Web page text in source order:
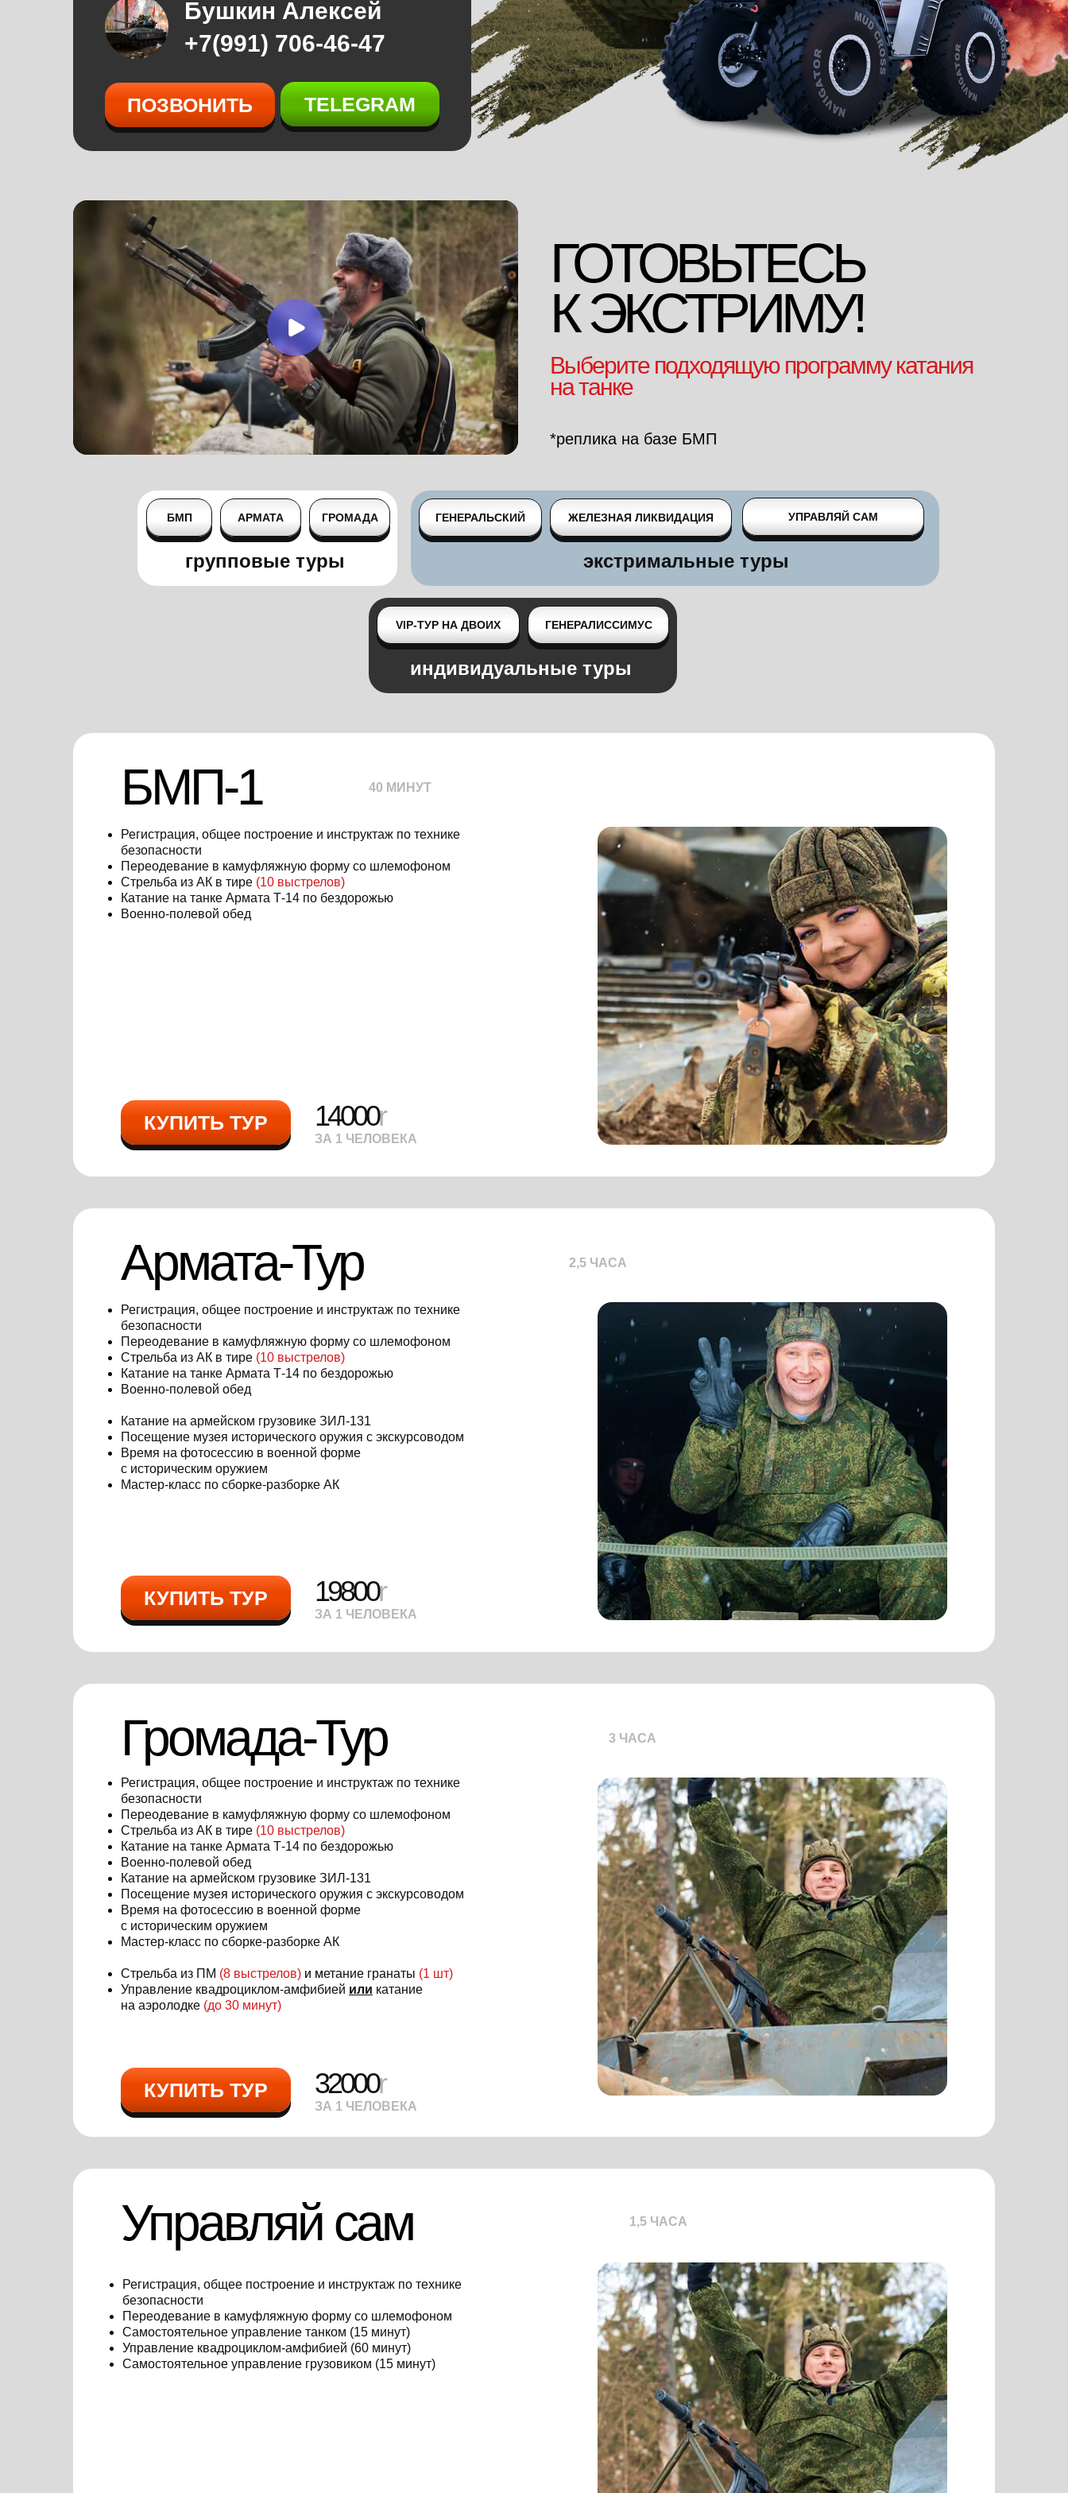
Бушкин Алексей
+7(991) 706-46-47
ПОЗВОНИТЬ TELEGRAM
ГОТОВЬТЕСЬ
К ЭКСТРИМУ!
Выберите подходящую программу катания
на танке
*реплика на базе БМП
групповые туры экстримальные туры
индивидуальные туры
ГРОМАДА
АРМАТА
БМП ЖЕЛЕЗНАЯ ЛИКВИДАЦИЯ УПРАВЛЯЙ САМ
ГЕНЕРАЛЬСКИЙ
ГЕНЕРАЛИССИМУС
VIP-ТУР НА ДВОИХ
БМП-1 40 МИНУТ
Регистрация, общее построение и инструктаж по технике
безопасности
Переодевание в камуфляжную форму со шлемофоном
Стрельба из АК в тире (10 выстрелов)
Катание на танке Армата Т-14 по бездорожью
Военно-полевой обед
14000r
ЗА 1 ЧЕЛОВЕКА
КУПИТЬ ТУР
Армата-Тур 2,5 ЧАСА
Регистрация, общее построение и инструктаж по технике
безопасности
Переодевание в камуфляжную форму со шлемофоном
Стрельба из АК в тире (10 выстрелов)
Катание на танке Армата Т-14 по бездорожью
Военно-полевой обед
Катание на армейском грузовике ЗИЛ-131
Посещение музея исторического оружия с экскурсоводом
Время на фотосессию в военной форме
с историческим оружием
Мастер-класс по сборке-разборке АК
19800r
ЗА 1 ЧЕЛОВЕКА
КУПИТЬ ТУР
Громада-Тур 3 ЧАСА
Регистрация, общее построение и инструктаж по технике
безопасности
Переодевание в камуфляжную форму со шлемофоном
Стрельба из АК в тире (10 выстрелов)
Катание на танке Армата Т-14 по бездорожью
Военно-полевой обед
Катание на армейском грузовике ЗИЛ-131
Посещение музея исторического оружия с экскурсоводом
Время на фотосессию в военной форме
с историческим оружием
Мастер-класс по сборке-разборке АК
Стрельба из ПМ (8 выстрелов) и метание гранаты (1 шт)
Управление квадроциклом-амфибией или катание
на аэролодке (до 30 минут)
32000r
ЗА 1 ЧЕЛОВЕКА
КУПИТЬ ТУР
Управляй сам 1,5 ЧАСА
Регистрация, общее построение и инструктаж по технике
безопасности
Переодевание в камуфляжную форму со шлемофоном
Самостоятельное управление танком (15 минут)
Управление квадроциклом-амфибией (60 минут)
Самостоятельное управление грузовиком (15 минут)